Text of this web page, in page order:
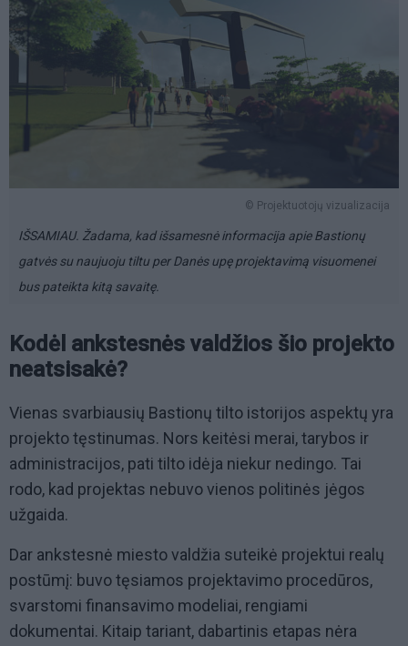
© Projektuotojų vizualizacija
IŠSAMIAU. Žadama, kad išsamesnė informacija apie Bastionų
gatvės su naujuoju tiltu per Danės upę projektavimą visuomenei
bus pateikta kitą savaitę.
Kodėl ankstesnės valdžios šio projekto
neatsisakė?
Vienas svarbiausių Bastionų tilto istorijos aspektų yra
projekto tęstinumas. Nors keitėsi merai, tarybos ir
administracijos, pati tilto idėja niekur nedingo. Tai
rodo, kad projektas nebuvo vienos politinės jėgos
užgaida.
Dar ankstesnė miesto valdžia suteikė projektui realų
postūmį: buvo tęsiamos projektavimo procedūros,
svarstomi finansavimo modeliai, rengiami
dokumentai. Kitaip tariant, dabartinis etapas nėra